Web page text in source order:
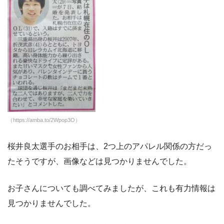
（https://amba.to/2Wpop3O）
桜井良太選手のお相手は、2つ上のアパレル関係の方だっ
たそうですが、画像などは見つかりませんでした。
お子さんについても調べてみましたが、これも有力情報は
見つかりませんでした。